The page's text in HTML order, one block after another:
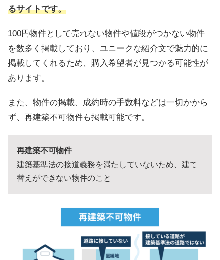
るサイトです。
100円物件として売れない物件や値段がつかない物件
を数多く掲載しており、ユニークな紹介文で魅力的に
掲載してくれるため、購入希望者が見つかる可能性が
あります。
また、物件の掲載、成約時の手数料などは一切かから
ず、再建築不可物件も掲載可能です。
再建築不可物件
建築基準法の接道義務を満たしていないため、建て
替えができない物件のこと